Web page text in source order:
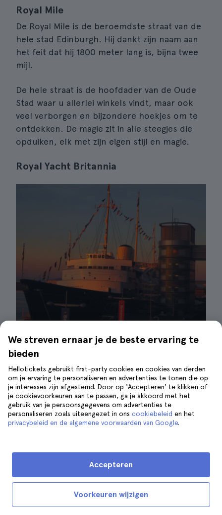
Royal Mile
De Royal Mile is de beroemdste straat van de
hele stad Edinburgh. Hij dankt zijn naam aan
het feit dat hij 1800 meter lang is, bijna twee
mijl.
De hele straat is de hoofdader van de Oude
Stad waar u allerlei winkels vindt, maar ook
veel verborgen en bijzondere hoekjes om te
ontdekken. De magie zit in alle steegjes die
opduiken, elk met zijn eigen stijl en magie.
Royal Yacht Britannia
DeRoyal Yacht Britanniais een van de
populairste schepen ter wereld en u vraagt
zich misschien af waarom. Nou, het is al vier
decennia lang het schip van het Britse
koningshuis.
toedoen van de koninklijke familie, maar dat
familie aan boord leefde en van het comfort
We streven ernaar je de beste ervaring te
bieden
Hellotickets gebruikt first-party cookies en cookies van derden
om je ervaring te personaliseren en advertenties te tonen die op
je interesses zijn afgestemd. Door op 'Accepteren' te klikken of
je cookievoorkeuren aan te passen, ga je akkoord met het
gebruik van je persoonsgegevens om advertenties te
personaliseren zoals uiteengezet in ons cookiebeleid en het
privacybeleid en de algemene voorwaarden van Google.
Voorkeuren wijzigen
Accepteren